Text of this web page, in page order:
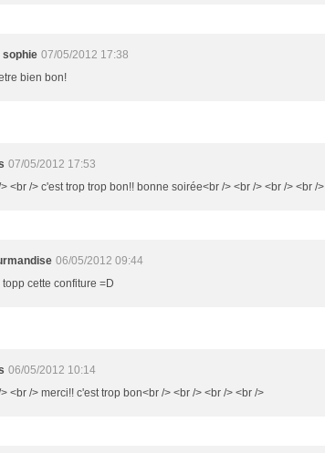
sophie 07/05/2012 17:38
bien bon!
07/05/2012 17:53
<br /> c'est trop trop bon!! bonne soirée<br /> <br /> <br /> <br />
06/05/2012 09:44
cette confiture =D
06/05/2012 10:14
<br /> merci!! c'est trop bon<br /> <br /> <br /> <br />